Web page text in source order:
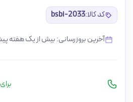
کد کالا:bsbi-2033
آخرین بروزرسانی: بیش از یک هفته